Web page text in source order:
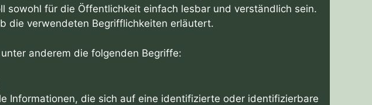
sowohl für die Öffentlichkeit einfach lesbar und verständlich sein.
die verwendeten Begrifflichkeiten erläutert.
anderem die folgenden Begriffe:
Informationen, die sich auf eine identifizierte oder identifizierbare